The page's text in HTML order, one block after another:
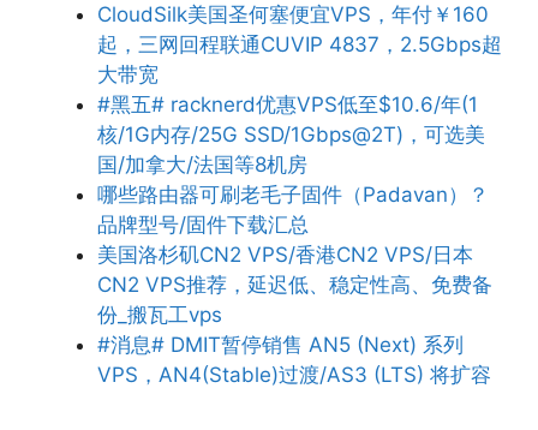
CloudSilk美国圣何塞便宜VPS，年付￥160
起，三网回程联通CUVIP 4837，2.5Gbps超
大带宽
#黑五# racknerd优惠VPS低至$10.6/年(1
核/1G内存/25G SSD/1Gbps@2T)，可选美
国/加拿大/法国等8机房
哪些路由器可刷老毛子固件（Padavan）？
品牌型号/固件下载汇总
美国洛杉矶CN2 VPS/香港CN2 VPS/日本
CN2 VPS推荐，延迟低、稳定性高、免费备
份_搬瓦工vps
#消息# DMIT暂停销售 AN5 (Next) 系列
VPS，AN4(Stable)过渡/AS3 (LTS) 将扩容